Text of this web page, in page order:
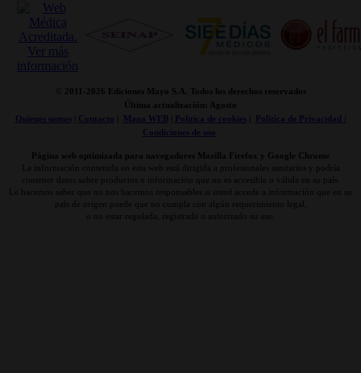
© 2011- 2026 Ediciones Mayo S.A. Todos los derechos reservados
Última actualización: Agosto
Quienes somos| Contacto Mapa WEB| Politica de cookies|
Politica de Privacidad /
Condiciones de uso
Página web optimizada para navegadores Mozilla Firefox y Google Chrome
La información contenida en esta web está dirigida a profesionales sanitarios y podría
contener datos sobre productos o información que no es accesible o válida en su país.
Le hacemos saber que no nos hacemos responsables si usted accede a información que en su
país de origen puede que no cumpla con algún requerimiento legal,
o no estar regulada, registrada o autorizado su uso.